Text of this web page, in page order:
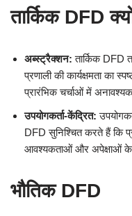
तार्किक DFD
अब्स्ट्रैक्शन: तार्किक DFD
प्रणाली की कार्यक्षमता का
प्रारंभिक चर्चाओं में
उपयोगकर्ता-केंद्रित:
DFD सुनिश्चित करते हैं कि
आवश्यकताओं और अपेक्षाओं
भौतिक DFD